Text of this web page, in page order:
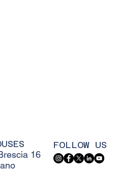
16
FOLLOW US